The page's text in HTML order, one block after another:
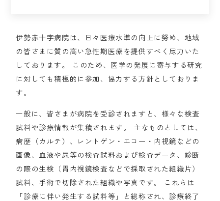
伊勢赤十字病院は、日々医療水準の向上に努め、地域
の皆さまに質の高い急性期医療を提供すべく尽力いた
しております。 このため、医学の発展に寄与する研究
に対しても積極的に参加、協力する方針としておりま
す。
一般に、皆さまが病院を受診されますと、様々な検査
試料や診療情報が集積されます。 主なものとしては、
病歴（カルテ）、レントゲン・エコー・内視鏡などの
画像、血液や尿等の検査試料および検査データ、診断
の際の生検（胃内視鏡検査などで採取された組織片）
試料、手術で切除された組織や写真です。 これらは
「診療に伴い発生する試料等」と総称され、診療終了